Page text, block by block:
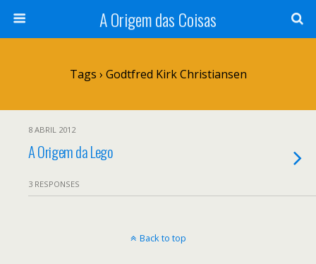
A Origem das Coisas
Tags › Godtfred Kirk Christiansen
8 ABRIL 2012
A Origem da Lego
3 RESPONSES
Back to top